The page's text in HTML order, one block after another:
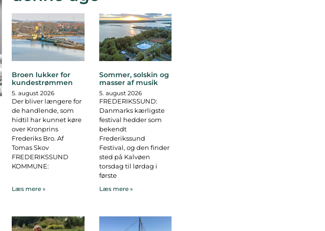
Broen lukker for
kundestrømmen
5. august 2026
Der bliver længere for
de handlende, som
hidtil har kunnet køre
over Kronprins
Frederiks Bro. Af
Tomas Skov
FREDERIKSSUND
KOMMUNE:
Læs mere »
Sommer, solskin og
masser af musik
5. august 2026
FREDERIKSSUND:
Danmarks kærligste
festival hedder som
bekendt
Frederikssund
Festival, og den finder
sted på Kalvøen
torsdag til lørdag i
første
Læs mere »